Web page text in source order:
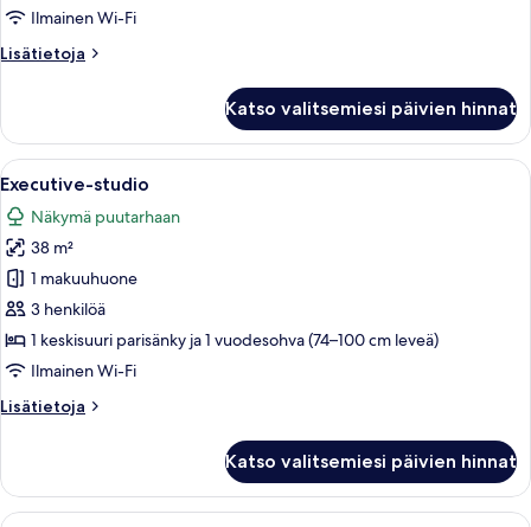
Ilmainen Wi-Fi
Lisätietoja
Lisätietoja
Katso valitsemiesi päivien hinnat
Avaa
kaikki
huonetyypin
Executive-
studio
kuvat
Tunnelmallinen huone, jossa on
20
Executive-studio
Näkymä puutarhaan
38 m²
1 makuuhuone
3 henkilöä
1 keskisuuri parisänky ja 1 vuodesohva (74–100 cm leveä)
Ilmainen Wi-Fi
Lisätietoja
Lisätietoja
Katso valitsemiesi päivien hinnat
Moderni olohuone, jossa on sininen